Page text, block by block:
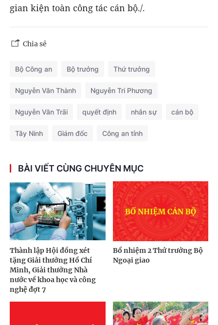
gian kiện toàn công tác cán bộ./.
Chia sẻ
Bộ Công an Bộ trưởng Thứ trưởng
Nguyễn Văn Thành Nguyễn Tri Phương
Nguyễn Văn Trãi quyết định nhân sự cán bộ
Tây Ninh Giám đốc Công an tỉnh
BÀI VIẾT CÙNG CHUYÊN MỤC
Thành lập Hội đồng xét
tặng Giải thưởng Hồ Chí
Minh, Giải thưởng Nhà
nước về khoa học và công
nghệ đợt 7
Bổ nhiệm 2 Thứ trưởng Bộ
Ngoại giao